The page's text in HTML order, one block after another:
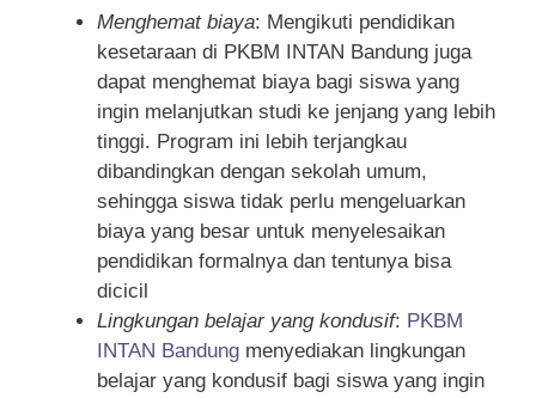
Menghemat biaya: Mengikuti pendidikan
kesetaraan di PKBM INTAN Bandung juga
dapat menghemat biaya bagi siswa yang
ingin melanjutkan studi ke jenjang yang lebih
tinggi. Program ini lebih terjangkau
dibandingkan dengan sekolah umum,
sehingga siswa tidak perlu mengeluarkan
biaya yang besar untuk menyelesaikan
pendidikan formalnya dan tentunya bisa
dicicil
Lingkungan belajar yang kondusif: PKBM
INTAN Bandung menyediakan lingkungan
belajar yang kondusif bagi siswa yang ingin